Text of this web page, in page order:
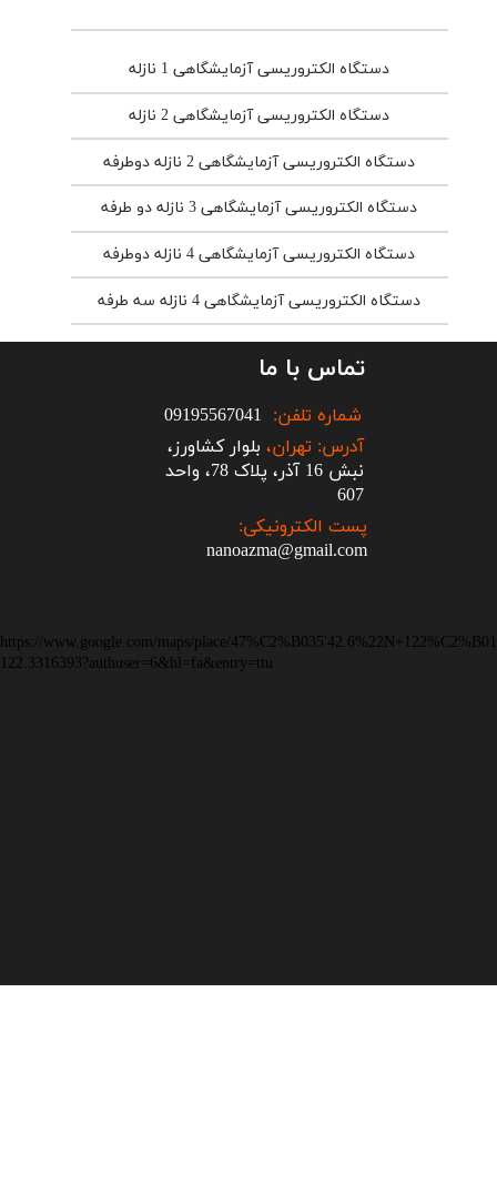
دستگاه الکتروریسی آزمایشگاهی 1 نازله
دستگاه الکتروریسی آزمایشگاهی 2 نازله
دستگاه الکتروریسی آزمایشگاهی 2 نازله دوطرفه
دستگاه الکتروریسی آزمایشگاهی 3 نازله دو طرفه
دستگاه الکتروریسی آزمایشگاهی 4 نازله دوطرفه
دستگاه الکتروریسی آزمایشگاهی 4 نازله سه طرفه
تماس با ما
شماره تلفن:
آدرس: تهران، بلوار کشاورز،
نبش 16 آذر، پلاک 78، واحد
607
پست الکترونیکی:
nanoazma@gmail.com
https://www.google.com/maps/place/
122.3316393?authuser=6&hl=fa&entry=ttu